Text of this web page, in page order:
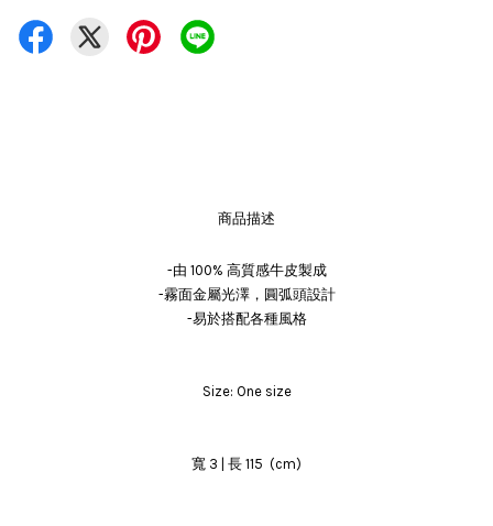
商品描述
-由 100% 高質感牛皮製成
-霧面金屬光澤，圓弧頭設計
-易於搭配各種風格
Size: One size
寬 3 | 長 115 (cm)